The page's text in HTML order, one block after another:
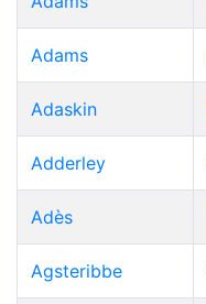
Adams
Adaskin
Adderley
Adès
Agsteribbe